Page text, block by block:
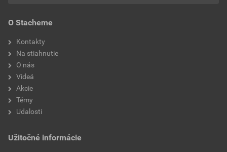
O Stacheme
Kontakty
Na stiahnutie
O nás
Videá
Akcie
Témy
Udalosti
Užitočné informácie